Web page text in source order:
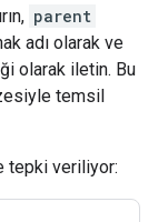
parent
adı olarak ve
olarak iletin. Bu
temsil
tepki veriliyor: